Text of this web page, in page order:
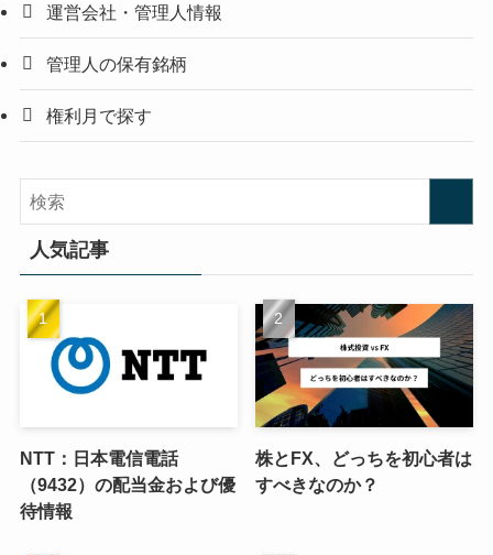
運営会社・管理人情報
管理人の保有銘柄
権利月で探す
人気記事
NTT：日本電信電話
（9432）の配当金および優
待情報
株とFX、どっちを初心者は
すべきなのか？